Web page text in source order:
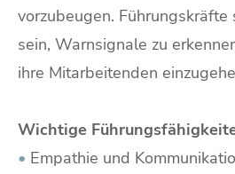
vorzubeugen.
sein, Warnsignale zu
ihre Mitarbeitenden
Wichtige
• Empathie und